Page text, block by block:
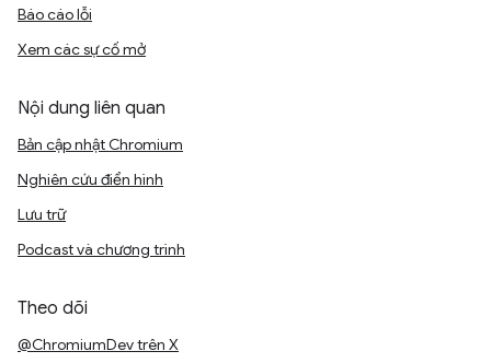
Báo cáo lỗi
Xem các sự cố mở
Nội dung liên quan
Bản cập nhật Chromium
Nghiên cứu điển hình
Lưu trữ
Podcast và chương trình
Theo dõi
@ChromiumDev trên X